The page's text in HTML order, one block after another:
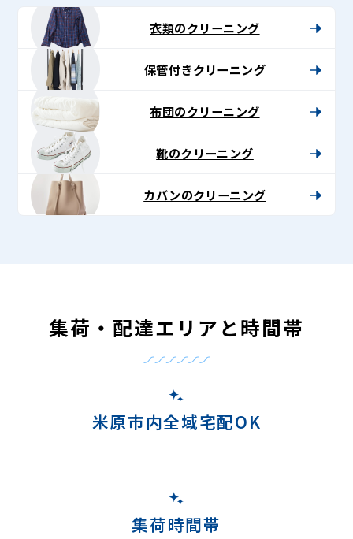
ト〉
衣類のクリーニング
保管付きクリーニング
布団のクリーニング
靴のクリーニング
カバンのクリーニング
集荷・配達エリアと時間帯
米原市内全域宅配OK
集荷時間帯